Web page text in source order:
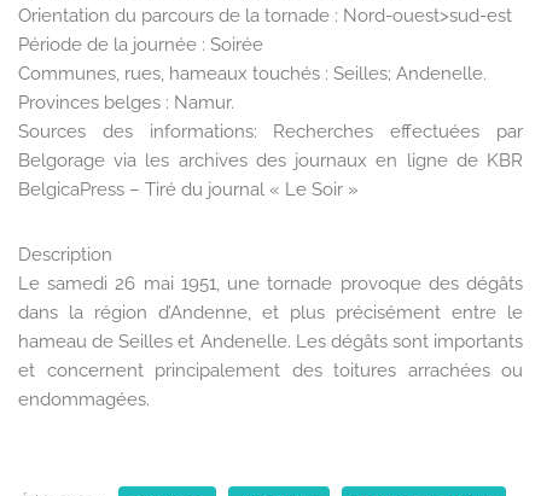
Orientation du parcours de la tornade : Nord-ouest>sud-est
Période de la journée : Soirée
Communes, rues, hameaux touchés : Seilles; Andenelle.
Provinces belges : Namur.
Sources des informations: Recherches effectuées par
Belgorage via les archives des journaux en ligne de KBR
BelgicaPress – Tiré du journal « Le Soir »
Description
Le samedi 26 mai 1951, une tornade provoque des dégâts
dans la région d’Andenne, et plus précisément entre le
hameau de Seilles et Andenelle. Les dégâts sont importants
et concernent principalement des toitures arrachées ou
endommagées.